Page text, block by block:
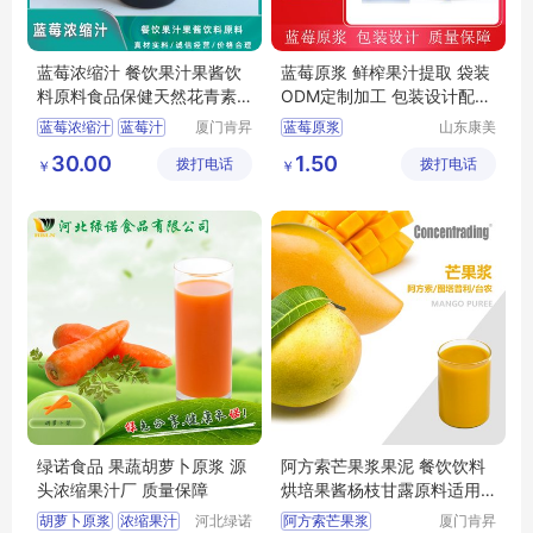
蓝莓浓缩汁 餐饮果汁果酱饮
料原料食品保健天然花青素
大包装
蓝莓浓缩汁 蓝莓汁
天然花青素
厦门肯昇
限公司
￥ 30.00 拨打电话
蓝莓原浆 鲜榨果汁提取 袋装
ODM定制加工 包装设计配方
成熟
蓝莓原浆
刺梨原浆
山东康美
公司
￥ 1.50 拨打电话
绿诺食品 果蔬胡萝卜原浆 源
头浓缩果汁厂 质量保障
胡萝卜原浆 浓缩果汁
河北绿诺
阿方索芒果浆果泥 餐饮饮料
烘培果酱杨枝甘露原料适用
商用包装
阿方索芒果浆
厦门肯昇